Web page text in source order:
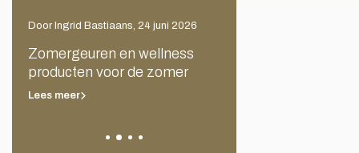
Ingrid Bastiaans, 24 juni 2026
en wellness
voor de zomer
meer
Door Ingrid Bastiaans, 1 mei 2026
Spirituele geuren